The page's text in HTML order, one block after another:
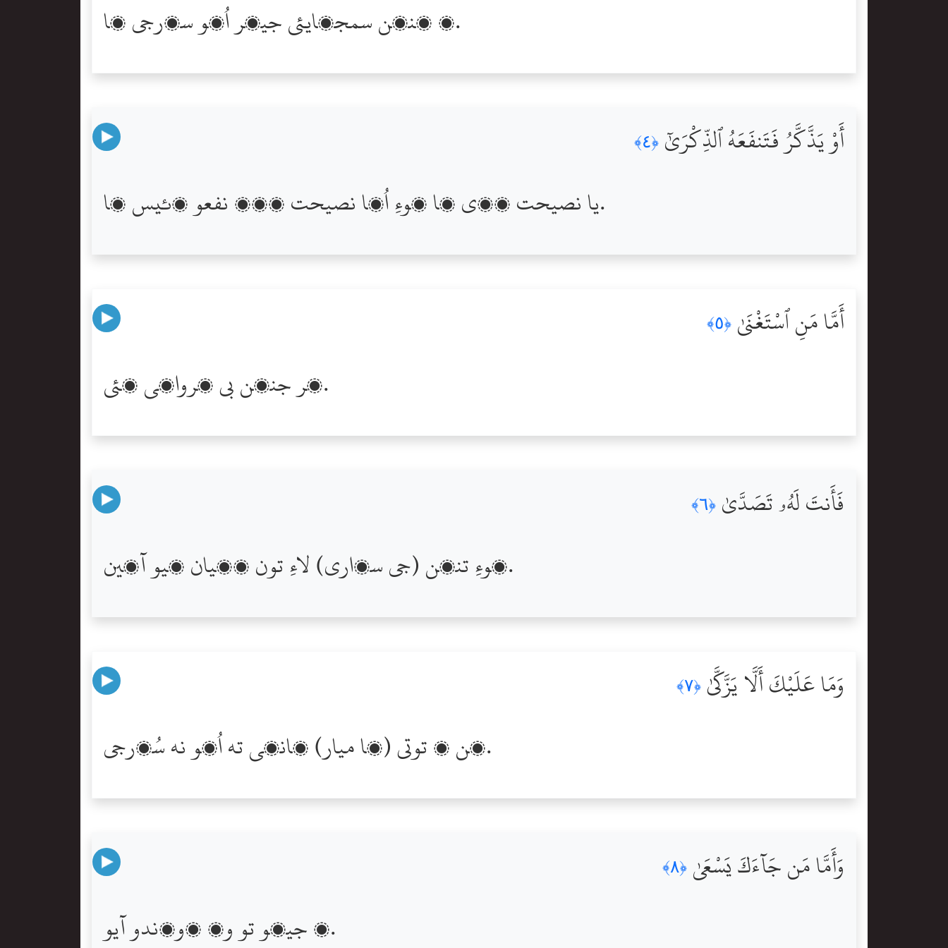
۽ ڪنھن سمجھايئي جيڪر اُھو سڌرجي ھا.
أَوْ يَذَّكَّرُ فَتَنفَعَهُ ٱلذِّكْرَىٰٓ ﴿٤﴾
يا نصيحت ٻڌي ھا پوءِ اُھا نصيحت ٻڌڻ نفعو ڏئيس ھا.
أَمَّا مَنِ ٱسْتَغْنَىٰ ﴿٥﴾
پر جنھن بي پرواھي ڪئي.
فَأَنتَ لَهُۥ تَصَدَّىٰ ﴿٦﴾
پوءِ تنھن (جي سڌاري) لاءِ تون پٺيان پيو آھين.
وَمَا عَلَيْكَ أَلَّا يَزَّكَّىٰ ﴿٧﴾
ھن ۾ توتي (ڪا ميار) ڪانھي ته اُھو نه سُڌرجي.
وَأَمَّا مَن جَآءَكَ يَسْعَىٰ ﴿٨﴾
۽ جيڪو تو وٽ ڊوڙندو آيو.